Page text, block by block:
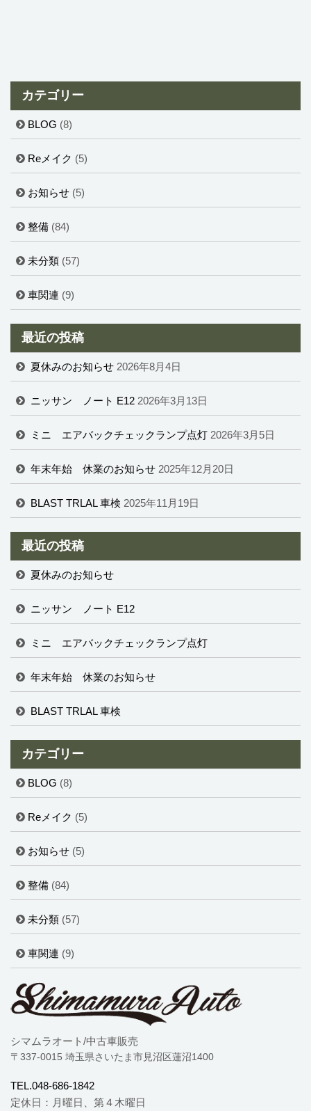
カテゴリー
BLOG (8)
Reメイク (5)
お知らせ (5)
整備 (84)
未分類 (57)
車関連 (9)
最近の投稿
夏休みのお知らせ 2026年8月4日
ニッサン ノート E12 2026年3月13日
ミニ エアバックチェックランプ点灯 2026年3月5日
年末年始 休業のお知らせ 2025年12月20日
BLAST TRLAL 車検 2025年11月19日
最近の投稿
夏休みのお知らせ
ニッサン ノート E12
ミニ エアバックチェックランプ点灯
年末年始 休業のお知らせ
BLAST TRLAL 車検
カテゴリー
BLOG (8)
Reメイク (5)
お知らせ (5)
整備 (84)
未分類 (57)
車関連 (9)
シマムラオート/中古車販売
〒337-0015 埼玉県さいたま市見沼区蓮沼1400
TEL.048-686-1842
定休日：月曜日、第４木曜日